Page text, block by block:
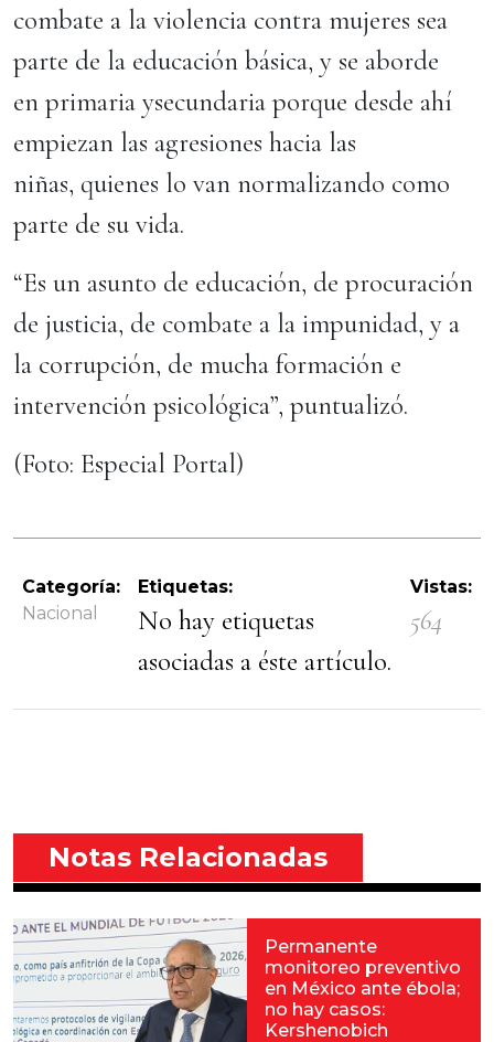
combate a la violencia contra mujeres sea
parte de la educación básica, y se aborde
en primaria ysecundaria porque desde ahí
empiezan las agresiones hacia las
niñas, quienes lo van normalizando como
parte de su vida.
“Es un asunto de educación, de procuración
de justicia, de combate a la impunidad, y a
la corrupción, de mucha formación e
intervención psicológica”, puntualizó.
(Foto: Especial Portal)
Categoría:
Nacional
Etiquetas:
No hay etiquetas
asociadas a éste artículo.
Vistas:
564
Notas Relacionadas
Permanente
monitoreo preventivo
en México ante ébola;
no hay casos:
Kershenobich